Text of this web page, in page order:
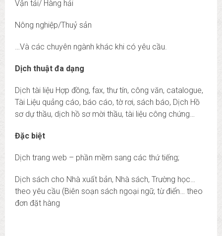
Vận tải/ Hàng hải
Nông nghiệp/Thuỷ sản
…Và các chuyên ngành khác khi có yêu cầu.
Dịch thuật đa dạng
Dịch tài liệu Hợp đồng, fax, thư tín, công văn, catalogue,
Tài Liệu quảng cáo, báo cáo, tờ rơi, sách báo, Dịch Hồ
sơ dự thầu, dịch hồ sơ mời thầu, tài liệu công chứng…
Đặc biệt
Dịch trang web – phần mềm sang các thứ tiếng;
Dịch sách cho Nhà xuất bản, Nhà sách, Trường học…
theo yêu cầu (Biên soạn sách ngoại ngữ, từ điển… theo
đơn đặt hàng